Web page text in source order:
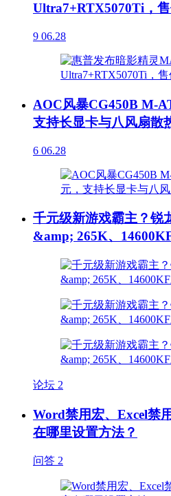
Ultra7+RTX5070Ti，
9 06.28
AOC风暴CG450B M-
支持长显卡与八风扇散
6 06.28
千元级新游戏霸主？锐
&amp; 265K、
论坛 2
Word禁用宏、Excel禁
在哪里设置方法？
问答 2